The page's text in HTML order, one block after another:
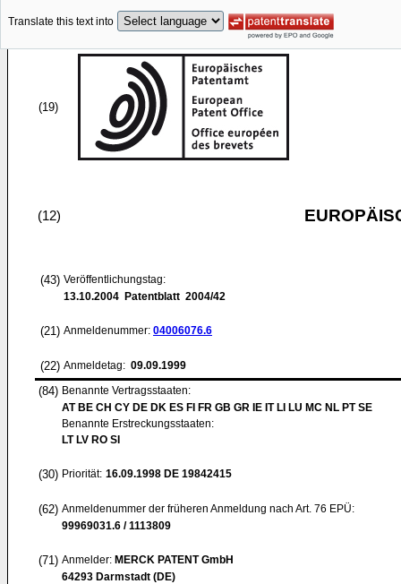
Translate this text into
(19)
(12)
(43) Veröffentlichungstag:
13.10.2004 Patentblatt 2004/42
(21) Anmeldenummer: 04006076.6
(22) Anmeldetag: 09.09.1999
(84) Benannte Vertragsstaaten:
AT BE CH CY DE DK ES FI FR GB GR IE IT LI LU MC NL PT SE
Benannte Erstreckungsstaaten:
LT LV RO SI
(30) Priorität: 16.09.1998 DE 19842415
(62) Anmeldenummer der früheren Anmeldung nach Art. 76 EPÜ:
99969031.6 / 1113809
(71) Anmelder: MERCK PATENT GmbH
64293 Darmstadt (DE)